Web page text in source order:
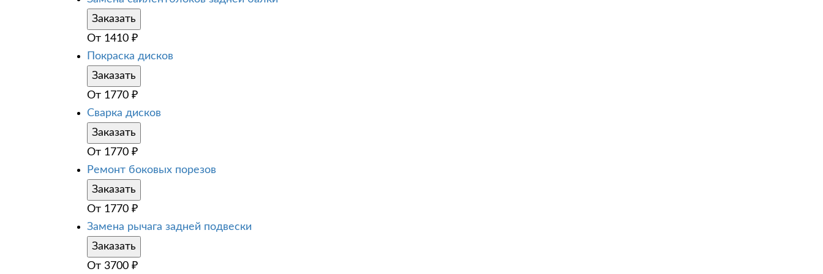
Заказать
От 1410 ₽
Покраска дисков
Заказать
От 1770 ₽
Сварка дисков
Заказать
От 1770 ₽
Ремонт боковых порезов
Заказать
От 1770 ₽
Замена рычага задней подвески
Заказать
От 3700 ₽